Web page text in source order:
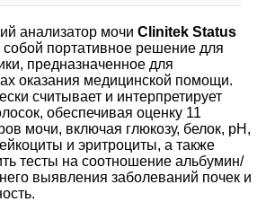
анализатор мочи Clinitek Status
собой портативное решение для
предназначенное для
оказания медицинской помощи.
считывает и интерпретирует
обеспечивая оценку 11
мочи, включая глюкозу, белок, pH,
и эритроциты, а также
тесты на соотношение альбумин/
выявления заболеваний почек и